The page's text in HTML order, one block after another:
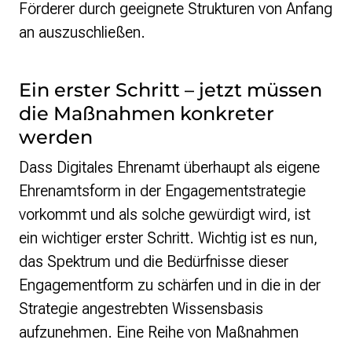
Förderer durch geeignete Strukturen von Anfang
an auszuschließen.
Ein erster Schritt – jetzt müssen
die Maßnahmen konkreter
werden
Dass Digitales Ehrenamt überhaupt als eigene
Ehrenamtsform in der Engagementstrategie
vorkommt und als solche gewürdigt wird, ist
ein wichtiger erster Schritt. Wichtig ist es nun,
das Spektrum und die Bedürfnisse dieser
Engagementform zu schärfen und in die in der
Strategie angestrebten Wissensbasis
aufzunehmen. Eine Reihe von Maßnahmen